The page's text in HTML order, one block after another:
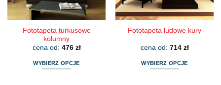
produktu
produktu
Fototapeta turkusowe
kolumny
cena od: 476 zł
WYBIERZ OPCJE
Fototapeta ludowe kury
cena od: 714 zł
WYBIERZ OPCJE